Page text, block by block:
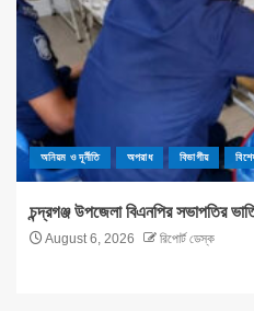
অনিয়ম ও দূর্নীতি অপরাধ বিভাগীয়
চন্দ্রগঞ্জ উপজেলা বিএনপির সভাপতির
August 6, 2026 রিপোর্ট ডেস্ক